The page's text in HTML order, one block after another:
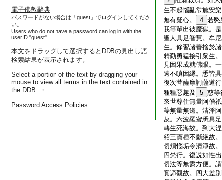
電子佛教辭典
パスワードがない場合は「guest」でログインしてくださ
い。
Users who do not have a password can log in with the
userID "guest".
本文をドラッグして選択するとDDBの見出し語
検索結果が表示されます。
Select a portion of the text by dragging your
mouse to view all terms in the text contained in
the DDB. ・
Password Access Policies
生不起惱亂常施安
無有疑心。
4 若愍
我等輩出彼魔獄。
聖人具足智慧。牟
生。修習諸善捨於
精勤勇猛接引衆生
見因果成就佛眼。
遠不瞋因縁。悉皆
復次菩薩摩訶薩道
種種惡趣及
5 慈等
來世尊住無量阿僧
等無量無邊。清淨
故。六波羅蜜悉具
轉生死海故。到大
紹三寶種不斷絶故
切煩惱垢令清淨故
四梵行。復説如性
切法等無盡方便。
實諦觀故。四大差